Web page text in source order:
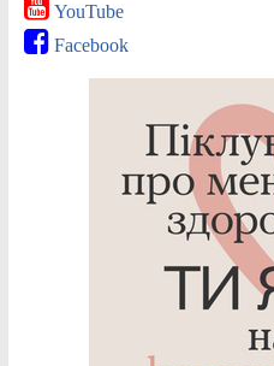
YouTube
Facebook